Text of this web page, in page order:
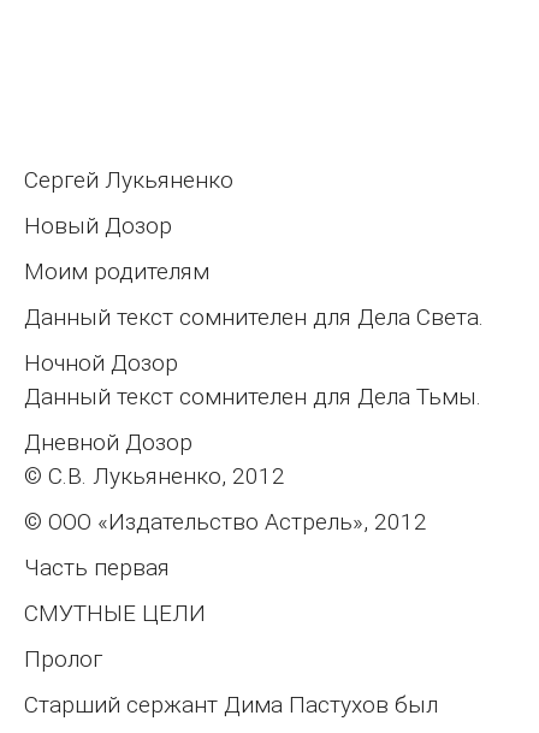
Сергей Лукьяненко
Новый Дозор
Моим родителям
Данный текст сомнителен для Дела Света.
Ночной Дозор
Данный текст сомнителен для Дела Тьмы.
Дневной Дозор
© С.В. Лукьяненко, 2012
© ООО «Издательство Астрель», 2012
Часть первая
СМУТНЫЕ ЦЕЛИ
Пролог
Старший сержант Дима Пастухов был